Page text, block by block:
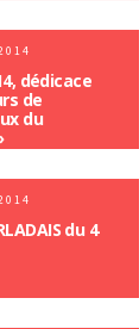
dédicace
de
du
du 4